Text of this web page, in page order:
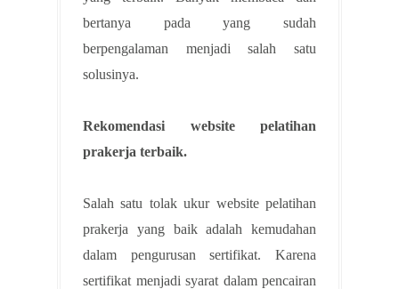
bertanya pada yang sudah
berpengalaman menjadi salah satu
solusinya.
Rekomendasi website pelatihan
prakerja terbaik.
Salah satu tolak ukur website pelatihan
prakerja yang baik adalah kemudahan
dalam pengurusan sertifikat. Karena
sertifikat menjadi syarat dalam pencairan